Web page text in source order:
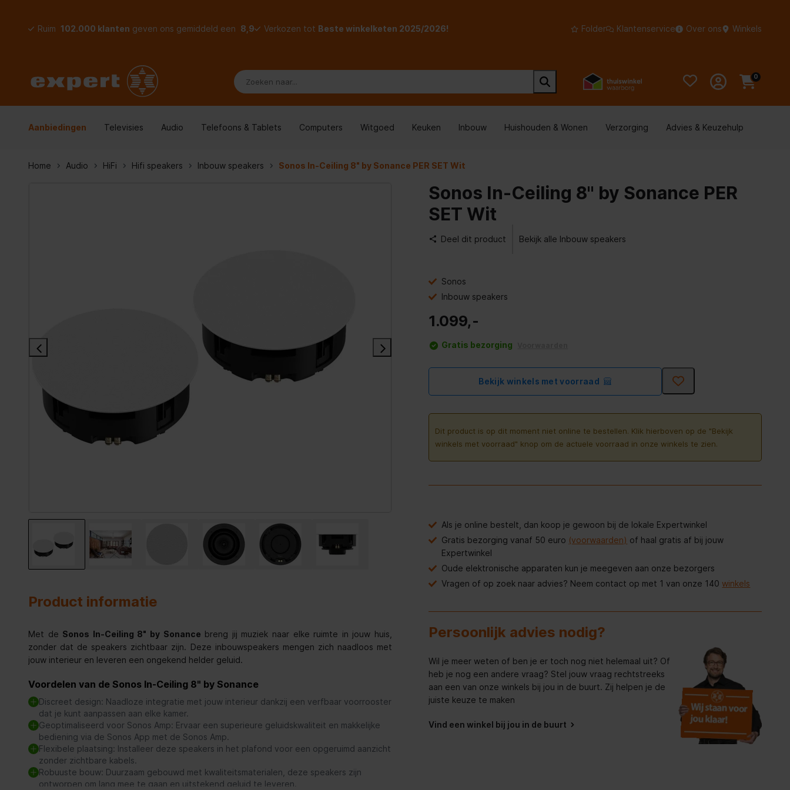
Ruim 102.000 klanten geven ons gemiddeld een 8,9 Verkozen tot Beste winkelketen 2025/2026! Folder Klantenservice Over ons Winkels
0
Aanbiedingen Televisies Audio Telefoons & Tablets Computers Witgoed Keuken Inbouw Huishouden & Wonen Verzorging Advies & Keuzehulp
Home Audio HiFi Hifi speakers Inbouw speakers Sonos In-Ceiling 8" by Sonance PER SET Wit
Product informatie
Met de Sonos In-Ceiling 8" by Sonance breng jij muziek naar elke ruimte in jouw huis,
zonder dat de speakers zichtbaar zijn. Deze inbouwspeakers mengen zich naadloos met
jouw interieur en leveren een ongekend helder geluid.
Voordelen van de Sonos In-Ceiling 8" by Sonance
Discreet design: Naadloze integratie met jouw interieur dankzij een verfbaar voorrooster
dat je kunt aanpassen aan elke kamer.
Geoptimaliseerd voor Sonos Amp: Ervaar een superieure geluidskwaliteit en makkelijke
bediening via de Sonos App met de Sonos Amp.
Flexibele plaatsing: Installeer deze speakers in het plafond voor een opgeruimd aanzicht
zonder zichtbare kabels.
Robuuste bouw: Duurzaam gebouwd met kwaliteitsmaterialen, deze speakers zijn
ontworpen om lang mee te gaan en uitstekend geluid te leveren.
Sonos In-Ceiling 8" by Sonance PER
SET Wit
Deel dit product Bekijk alle Inbouw speakers
Sonos
Inbouw speakers
1.099,-
Gratis bezorging
Bekijk winkels met voorraad
Dit product is op dit moment niet online te bestellen. Klik hierboven op de "Bekijk
winkels met voorraad" knop om de actuele voorraad in onze winkels te zien.
Als je online bestelt, dan koop je gewoon bij de lokale Expertwinkel
Gratis bezorging vanaf 50 euro (voorwaarden) of haal gratis af bij jouw
Expertwinkel
Oude elektronische apparaten kun je meegeven aan onze bezorgers
Vragen of op zoek naar advies? Neem contact op met 1 van onze 140 winkels
Persoonlijk advies nodig?
Wil je meer weten of ben je er toch nog niet helemaal uit? Of
heb je nog een andere vraag? Stel jouw vraag rechtstreeks
aan een van onze winkels bij jou in de buurt. Zij helpen je de
juiste keuze te maken
Vind een winkel bij jou in de buurt